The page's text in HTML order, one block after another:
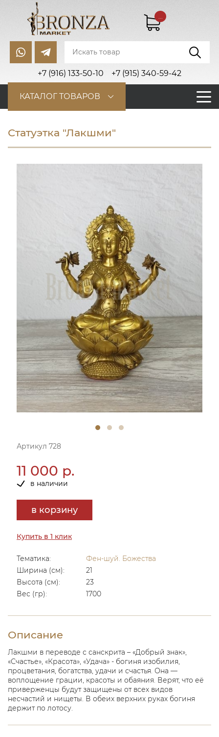
+7 (916) 133-50-10 +7 (915) 340-59-42
...
КАТАЛОГ ТОВАРОВ
Статуэтка "Лакшми"
Артикул 728
11 000 р.
в наличии
в корзину
Купить в 1 клик
Тематика:
Фен-шуй. Божества
Ширина (см):
21
Высота (см):
23
Вес (гр):
1700
Описание
Лакшми в переводе с санскрита – «Добрый знак»,
«Счастье», «Красота», «Удача» - богиня изобилия,
процветания, богатства, удачи и счастья. Она —
воплощение грации, красоты и обаяния. Верят, что её
приверженцы будут защищены от всех видов
несчастий и нищеты. В обеих верхних руках богиня
держит по лотосу.